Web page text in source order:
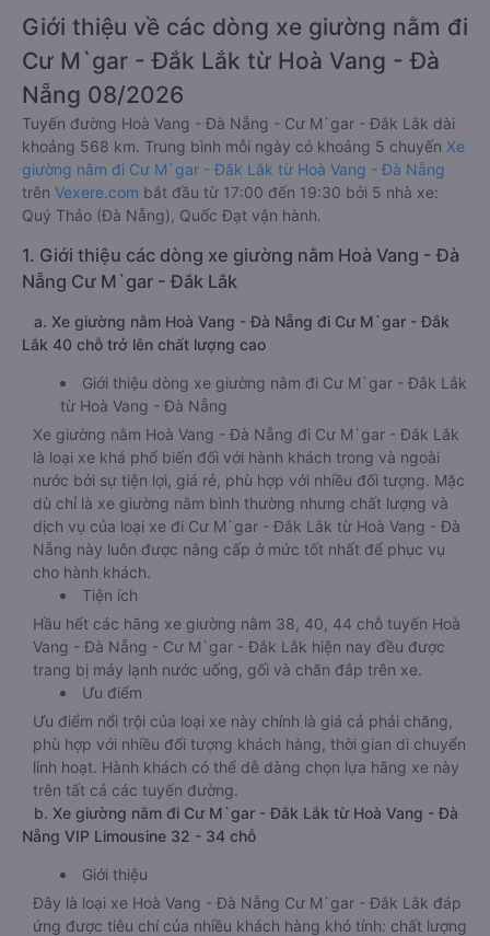
Giới thiệu về các dòng xe giường nằm đi
Cư M`gar - Đắk Lắk từ Hoà Vang - Đà
Nẵng 08/2026
Tuyến đường Hoà Vang - Đà Nẵng - Cư M`gar - Đắk Lắk dài
khoảng 568 km. Trung bình mỗi ngày có khoảng 5 chuyến Xe
giường nằm đi Cư M`gar - Đắk Lắk từ Hoà Vang - Đà Nẵng
trên Vexere.com bắt đầu từ 17:00 đến 19:30 bởi 5 nhà xe:
Quý Thảo (Đà Nẵng), Quốc Đạt vận hành.
1. Giới thiệu các dòng xe giường nằm Hoà Vang - Đà
Nẵng Cư M`gar - Đắk Lắk
a. Xe giường nằm Hoà Vang - Đà Nẵng đi Cư M`gar - Đắk
Lắk 40 chỗ trở lên chất lượng cao
Giới thiệu dòng xe giường nằm đi Cư M`gar - Đắk Lắk
từ Hoà Vang - Đà Nẵng
Xe giường nằm Hoà Vang - Đà Nẵng đi Cư M`gar - Đắk Lắk
là loại xe khá phổ biến đối với hành khách trong và ngoài
nước bởi sự tiện lợi, giá rẻ, phù hợp với nhiều đối tượng. Mặc
dù chỉ là xe giường nằm bình thường nhưng chất lượng và
dịch vụ của loại xe đi Cư M`gar - Đắk Lắk từ Hoà Vang - Đà
Nẵng này luôn được nâng cấp ở mức tốt nhất để phục vụ
cho hành khách.
Tiện ích
Hầu hết các hãng xe giường nằm 38, 40, 44 chỗ tuyến Hoà
Vang - Đà Nẵng - Cư M`gar - Đắk Lắk hiện nay đều được
trang bị máy lạnh nước uống, gối và chăn đắp trên xe.
Ưu điểm
Ưu điểm nổi trội của loại xe này chính là giá cả phải chăng,
phù hợp với nhiều đối tượng khách hàng, thời gian di chuyển
linh hoạt. Hành khách có thể dễ dàng chọn lựa hãng xe này
trên tất cả các tuyến đường.
b. Xe giường nằm đi Cư M`gar - Đắk Lắk từ Hoà Vang - Đà
Nẵng VIP Limousine 32 - 34 chỗ
Giới thiệu
Đây là loại xe Hoà Vang - Đà Nẵng Cư M`gar - Đắk Lắk đáp
ứng được tiêu chí của nhiều khách hàng khó tính: chất lượng